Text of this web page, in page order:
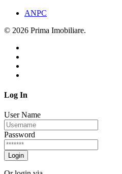
ANPC
© 2026 Prima Imobiliare.
Log In
User Name
Password
Login